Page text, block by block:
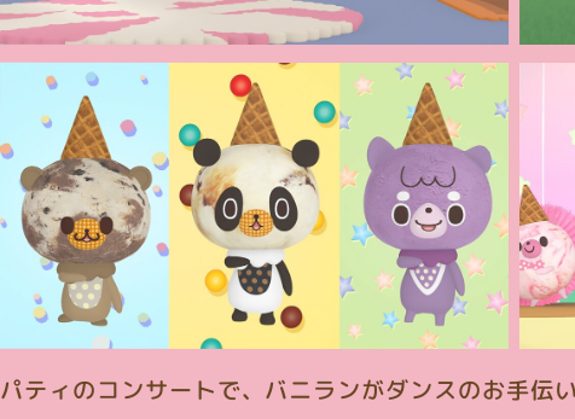
パティのコンサートで、バニランがダンスのお手伝